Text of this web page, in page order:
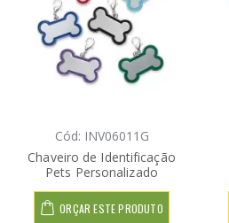
Cód: INV06011G
Chaveiro de Identificação
Pets Personalizado
ORÇAR ESTE PRODUTO